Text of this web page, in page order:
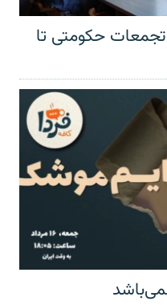
تجمعات حکومتی تا